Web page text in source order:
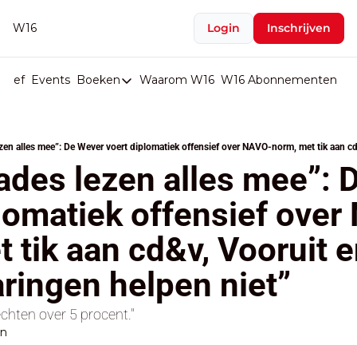
W16 Login Inschrijven
Events Boeken
Boeken
Boeken
Stop de Persen
Het Merk België
De Doodgravers van België
Bpost Hold-up
Waarom W16 W16 Abonnementen
lezen alles mee”:
offensief over
tik aan cd&v, Vooruit
helpen niet”
over 5 procent."